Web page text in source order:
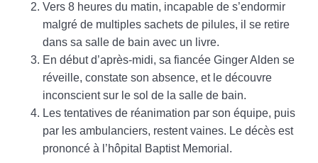
Vers 8 heures du matin, incapable de s’endormir
malgré de multiples sachets de pilules, il se retire
dans sa salle de bain avec un livre.
En début d’après-midi, sa fiancée Ginger Alden se
réveille, constate son absence, et le découvre
inconscient sur le sol de la salle de bain.
Les tentatives de réanimation par son équipe, puis
par les ambulanciers, restent vaines. Le décès est
prononcé à l’hôpital Baptist Memorial.